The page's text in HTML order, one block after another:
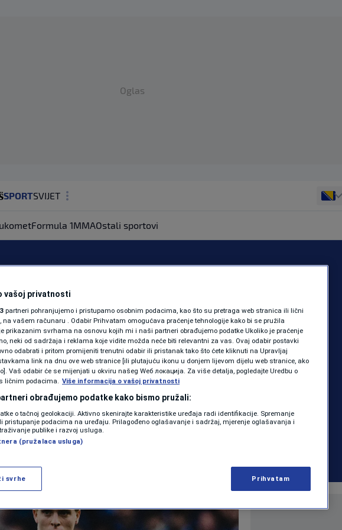
Oglas
SPORTSVIJET
ZDRAVLJE
SHOWBIZ
KOLUMNE
PODCAST
N1 SPECIJAL
FENOMENI
NEISTRAŽENO
VIRALNO
VIDEO
Formula 1MMAOstali sportovi
emotivno
"Draga moja
| NOGOMET 0 komentara
Više
vašoj privatnosti
partneri pohranjujemo i pristupamo osobnim podacima, kao što su pretraga web stranica ili lični
na vašem računaru . Odabir Prihvatam omogućava praćenje tehnologije kako bi se pružila
prikazanim svrhama na osnovu kojih mi i naši partneri obrađujemo podatke Ukoliko je praćenje
neki od sadržaja i reklama koje vidite možda neće biti relevantni za vas. Ovaj odabir postavki
odabrati i pritom promijeniti trenutni odabir ili pristanak tako što ćete kliknuti na Upravljaj
link na dnu ove web stranice [ili plutajuću ikonu u donjem lijevom dijelu web stranice, ako
Vaš odabir će se mijenjati u okviru našeg Wеб локација. Za više detalja, pogledajte Uredbu o
ličnim podacima. Više informacija o vašoj privatnosti
obrađujemo podatke kako bismo pružali:
o tačnoj geolokaciji. Aktivno skenirajte karakteristike uređaja radi identifikacije. Spremanje
pristupanje podacima na uređaju. Prilagođeno oglašavanje i sadržaj, mjerenje oglašavanja i
publike i razvoj usluga.
(pružalaca usluga)
svrhe Prihvatam